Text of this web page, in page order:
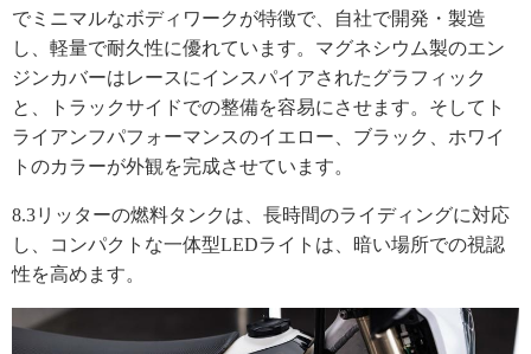
でミニマルなボディワークが特徴で、自社で開発・製造
し、軽量で耐久性に優れています。マグネシウム製のエン
ジンカバーはレースにインスパイアされたグラフィック
と、トラックサイドでの整備を容易にさせます。そしてト
ライアンフパフォーマンスのイエロー、ブラック、ホワイ
トのカラーが外観を完成させています。
8.3リッターの燃料タンクは、長時間のライディングに対応
し、コンパクトな一体型LEDライトは、暗い場所での視認
性を高めます。